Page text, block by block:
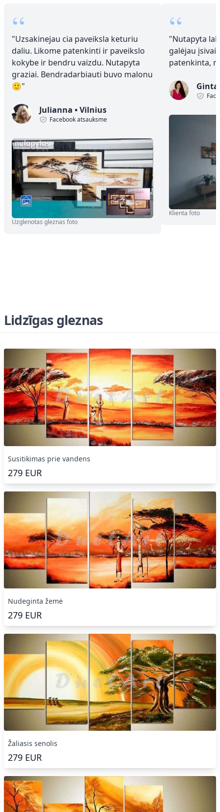
“
"Uzsakinejau cia paveiksla keturiu
daliu. Likome patenkinti ir paveikslo
kokybe ir bendru vaizdu. Nutapyta
graziai. Bendradarbiauti buvo malonu
🙂"
Julianna •Vilnius
Facebook atsauksme
Uzglenotas gleznas foto
“
"Nutapyta
galėjau
patenkinta,
Klienta foto
Lidzīgas gleznas
Susitikimas prie vandens
279 EUR
Nudeginta žemė
279 EUR
Žaliasis senolis
279 EUR